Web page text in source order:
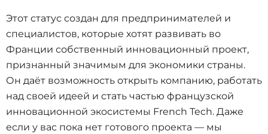
Этот статус создан для предпринимателей и
специалистов, которые хотят развивать во
Франции собственный инновационный проект,
признанный значимым для экономики страны.
Он даёт возможность открыть компанию, работать
над своей идеей и стать частью французской
инновационной экосистемы French Tech. Даже
если у вас пока нет готового проекта — мы